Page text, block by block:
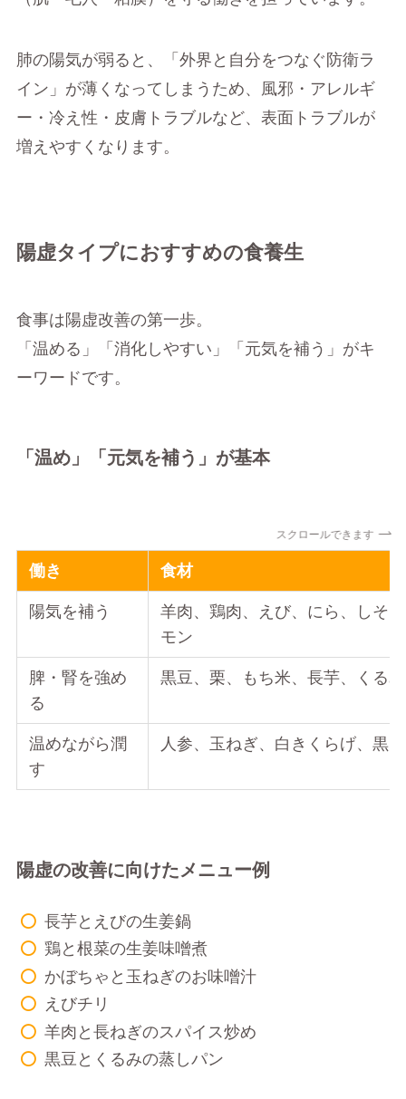
肺の陽気が弱ると、「外界と自分をつなぐ防衛ラ
イン」が薄くなってしまうため、風邪・アレルギ
ー・冷え性・皮膚トラブルなど、表面トラブルが
増えやすくなります。
陽虚タイプにおすすめの食養生
食事は陽虚改善の第一歩。
「温める」「消化しやすい」「元気を補う」がキ
ーワードです。
「温め」「元気を補う」が基本
スクロールできます
働き 食材
陽気を補う
羊肉、鶏肉、えび、にら、しそ
モン
脾・腎を強め
る
黒豆、栗、もち米、長芋、くる
温めながら潤
す
人参、玉ねぎ、白きくらげ、黒
陽虚の改善に向けたメニュー例
長芋とえびの生姜鍋
鶏と根菜の生姜味噌煮
かぼちゃと玉ねぎのお味噌汁
えびチリ
羊肉と長ねぎのスパイス炒め
黒豆とくるみの蒸しパン